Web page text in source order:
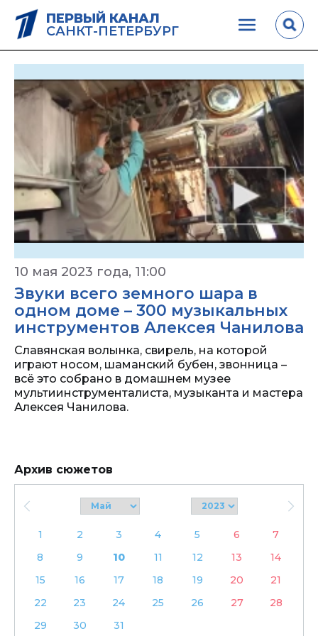
ПЕРВЫЙ КАНАЛ
САНКТ-ПЕТЕРБУРГ
10 мая 2023 года, 11:00
Звуки всего земного шара в
одном доме – 300 музыкальных
инструментов Алексея Чанилова
Славянская волынка, свирель, на которой
играют носом, шаманский бубен, звонница –
всё это собрано в домашнем музее
мультиинструменталиста, музыканта и мастера
Алексея Чанилова.
Архив сюжетов
1 2 3 4 5 6
7
8
9 10 11 12 13
14
15
16 17 18 19 20
21
22
23 24 25 26 27
28
29
30 31